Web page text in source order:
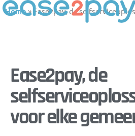
Skip
to
Home» Ease2pay, de
Ease2pay, de
voor elke